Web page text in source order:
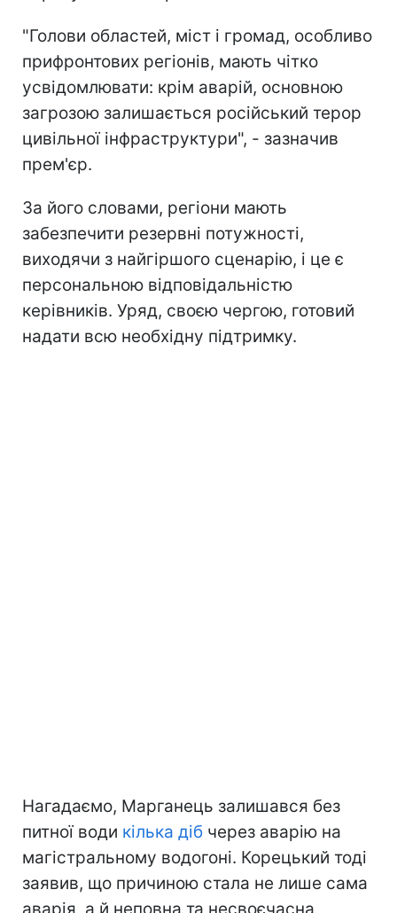
"Голови областей, міст і громад, особливо
прифронтових регіонів, мають чітко
усвідомлювати: крім аварій, основною
загрозою залишається російський терор
цивільної інфраструктури", - зазначив
прем'єр.
За його словами, регіони мають
забезпечити резервні потужності,
виходячи з найгіршого сценарію, і це є
персональною відповідальністю
керівників. Уряд, своєю чергою, готовий
надати всю необхідну підтримку.
Нагадаємо, Марганець залишався без
питної води кілька діб через аварію на
магістральному водогоні. Корецький тоді
заявив, що причиною стала не лише сама
аварія, а й неповна та несвоєчасна